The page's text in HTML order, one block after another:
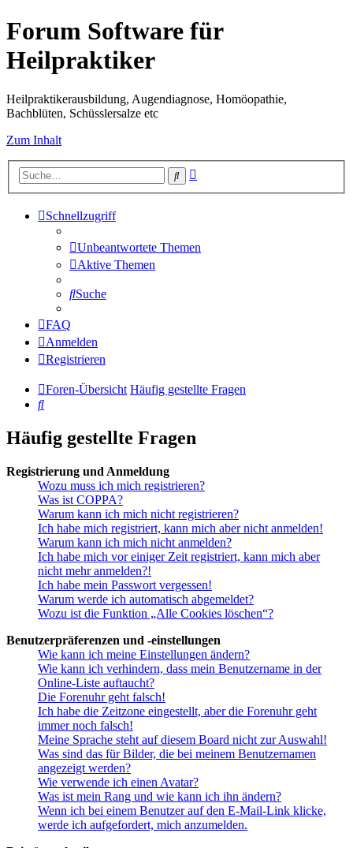
Forum Software für
Heilpraktiker
Heilpraktikerausbildung, Augendiagnose, Homöopathie,
Bachblüten, Schüsslersalze etc
Zum Inhalt
Suche
Schnellzugriff
Unbeantwortete Themen
Aktive Themen
Suche
FAQ
Anmelden
Registrieren
Foren-Übersicht Häufig gestellte Fragen
Suche
Häufig gestellte Fragen
Registrierung und Anmeldung
Wozu muss ich mich registrieren?
Was ist COPPA?
Warum kann ich mich nicht registrieren?
Ich habe mich registriert, kann mich aber nicht anmelden!
Warum kann ich mich nicht anmelden?
Ich habe mich vor einiger Zeit registriert, kann mich aber
nicht mehr anmelden?!
Ich habe mein Passwort vergessen!
Warum werde ich automatisch abgemeldet?
Wozu ist die Funktion „Alle Cookies löschen“?
Benutzerpräferenzen und -einstellungen
Wie kann ich meine Einstellungen ändern?
Wie kann ich verhindern, dass mein Benutzername in der
Online-Liste auftaucht?
Die Forenuhr geht falsch!
Ich habe die Zeitzone eingestellt, aber die Forenuhr geht
immer noch falsch!
Meine Sprache steht auf diesem Board nicht zur Auswahl!
Was sind das für Bilder, die bei meinem Benutzernamen
angezeigt werden?
Wie verwende ich einen Avatar?
Was ist mein Rang und wie kann ich ihn ändern?
Wenn ich bei einem Benutzer auf den E-Mail-Link klicke,
werde ich aufgefordert, mich anzumelden.